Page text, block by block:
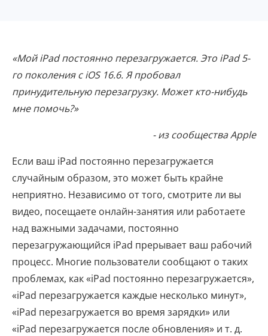
«Мой iPad постоянно перезагружается. Это iPad 5-
го поколения с iOS 16.6. Я пробовал
принудительную перезагрузку. Может кто-нибудь
мне помочь?»
- из сообщества Apple
Если ваш iPad постоянно перезагружается
случайным образом, это может быть крайне
неприятно. Независимо от того, смотрите ли вы
видео, посещаете онлайн-занятия или работаете
над важными задачами, постоянно
перезагружающийся iPad прерывает ваш рабочий
процесс. Многие пользователи сообщают о таких
проблемах, как «iPad постоянно перезагружается»,
«iPad перезагружается каждые несколько минут»,
«iPad перезагружается во время зарядки» или
«iPad перезагружается после обновления» и т. д.